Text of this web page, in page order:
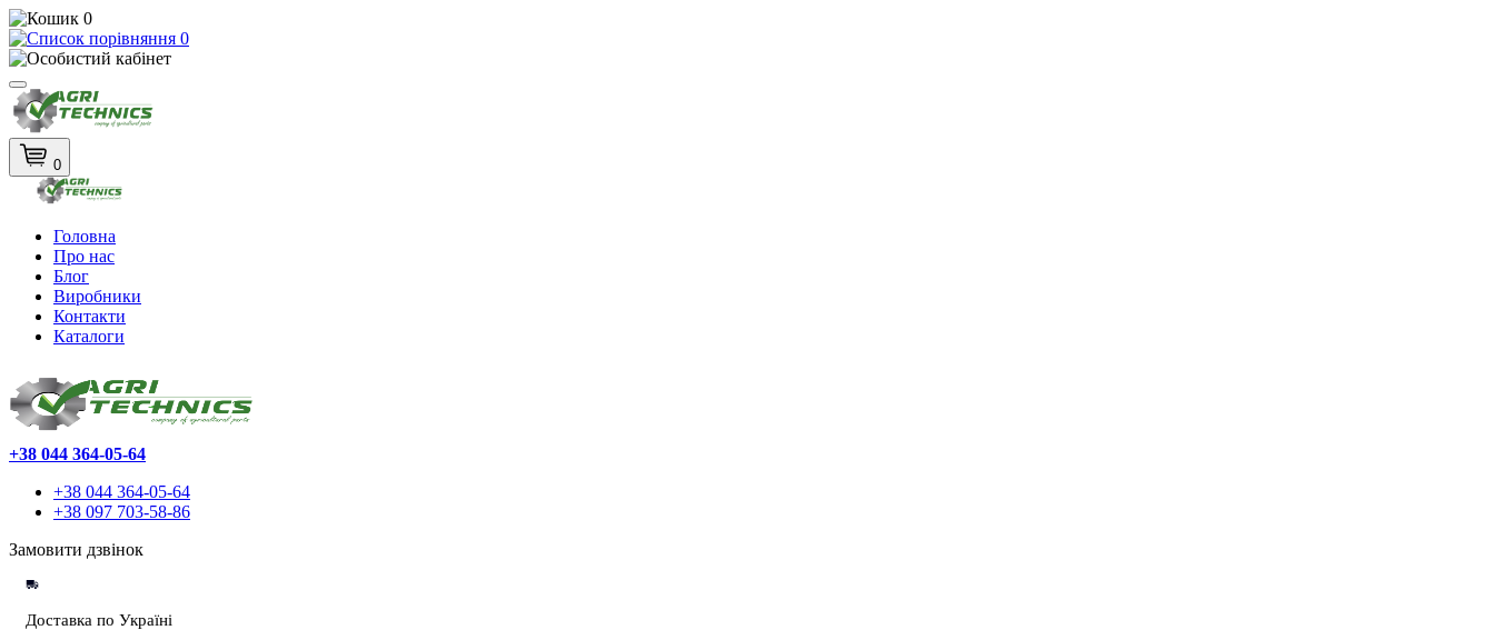
0
0
0
Головна
Про нас
Блог
Виробники
Контакти
Каталоги
+38 044 364-05-64
+38 044 364-05-64
+38 097 703-58-86
Замовити дзвінок
Доставка по Україні